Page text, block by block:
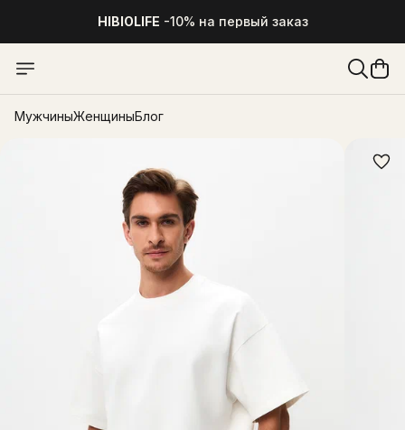
HIBIOLIFE -10% на первый заказ
МужчиныЖенщиныБлог